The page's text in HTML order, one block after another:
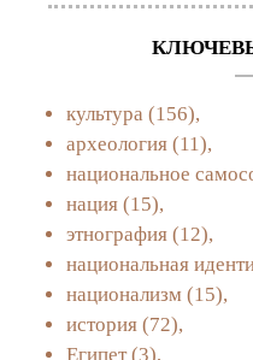
культура (156),
археология (11),
национальное
нация (15),
этнография (12),
национальная
национализм (15),
история (72),
Египет (3),